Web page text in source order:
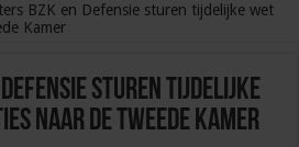
BZK en Defensie sturen tijdelijke wet
Kamer
Defensie sturen tijdelijke
naar de Tweede Kamer